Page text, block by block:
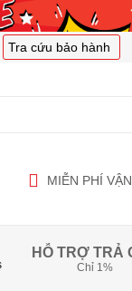
Tra cứu bảo hành
MIỄN PHÍ
HỖ TRỢ TRẢ
Chỉ 1%